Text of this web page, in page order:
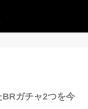
BRガチャ2つを今